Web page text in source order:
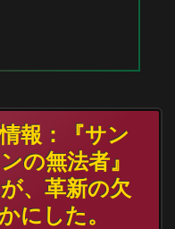
報：『サン
の無法者』
、革新の欠
にした。